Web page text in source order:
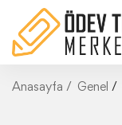
Anasayfa Genel